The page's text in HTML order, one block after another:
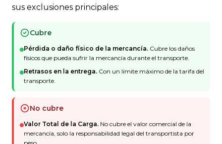
sus exclusiones principales:
Cubre
Pérdida o daño físico de la mercancía. Cubre los daños
físicos que pueda sufrir la mercancía durante el transporte.
Retrasos en la entrega. Con un límite máximo de la tarifa del
transporte.
No cubre
Valor Total de la Carga. No cubre el valor comercial de la
mercancía, solo la responsabilidad legal del transportista por